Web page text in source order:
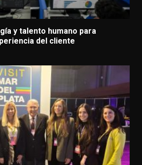
y talento humano para
del cliente